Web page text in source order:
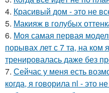
4. Красивый дом - это не
5. Макияж в голубых
6. Моя самая первая
порывах лет с 7 та, на ком
тренировалась даже без
7. Сейчас у меня есть
когда, я говорила nl - это